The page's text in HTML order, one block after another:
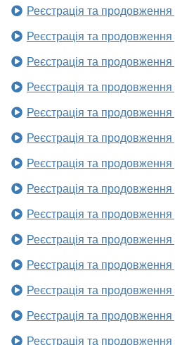
Реєстрація та продовження
Реєстрація та продовження
Реєстрація та продовження
Реєстрація та продовження
Реєстрація та продовження
Реєстрація та продовження
Реєстрація та продовження
Реєстрація та продовження
Реєстрація та продовження
Реєстрація та продовження
Реєстрація та продовження
Реєстрація та продовження
Реєстрація та продовження
Реєстрація та продовження